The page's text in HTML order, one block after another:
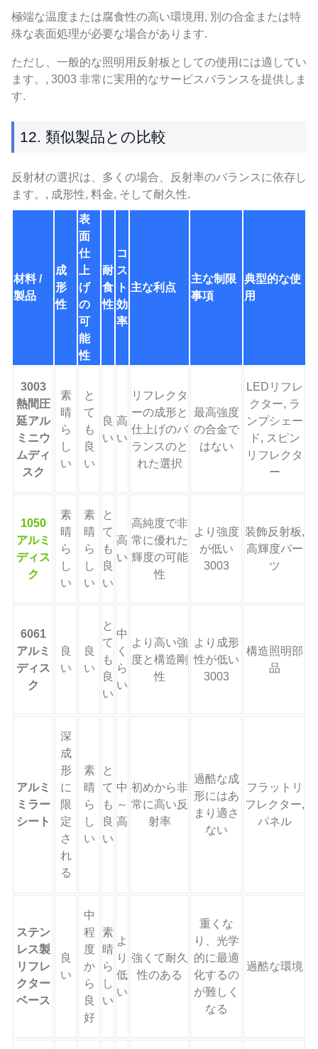
極端な温度または腐食性の高い環境用, 別の合金または特
殊な表面処理が必要な場合があります.
ただし、一般的な照明用反射板としての使用には適してい
ます。, 3003 非常に実用的なサービスバランスを提供しま
す.
12. 類似製品との比較
反射材の選択は、多くの場合、反射率のバランスに依存し
ます。, 成形性, 料金, そして耐久性.
材料 /
製品
成
形
性
表
面
仕
上
げ
の
可
能
性
耐
食
性
コ
ス
ト
効
率
主な利点
主な制限
事項
典型的な使
用
3003
熱間圧
延アル
ミニウ
ムディ
スク
素
晴
ら
し
い
と
て
も
良
い
良
い
高
い
リフレクタ
ーの成形と
仕上げのバ
ランスのと
れた選択
最高強度
の合金で
はない
LEDリフレ
クター, ラ
ンプシェー
ド, スピン
リフレクタ
ー
1050
アルミ
ディス
ク
素
晴
ら
し
い
素
晴
ら
し
い
と
て
も
良
い
高
い
高純度で非
常に優れた
輝度の可能
性
より強度
が低い
3003
装飾反射板,
高輝度パー
ツ
6061
アルミ
ディス
ク
良
い
良
い
と
て
も
良
い
中
く
ら
い
より高い強
度と構造剛
性
より成形
性が低い
3003
構造照明部
品
アルミ
ミラー
シート
深
成
形
に
限
定
さ
れ
る
素
晴
ら
し
い
と
て
も
良
い
中
～
高
初めから非
常に高い反
射率
過酷な成
形にはあ
まり適さ
ない
フラットリ
フレクター,
パネル
ステン
レス製
リフレ
クター
ベース
良
い
中
程
度
か
ら
良
好
素
晴
ら
し
い
よ
り
低
い
強くて耐久
性のある
重くな
り、光学
的に最適
化するの
が難しく
なる
過酷な環境